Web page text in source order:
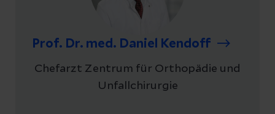
Prof. Dr. med. Daniel Kendoff
Chefarzt Zentrum für Orthopädie und
Unfallchirurgie